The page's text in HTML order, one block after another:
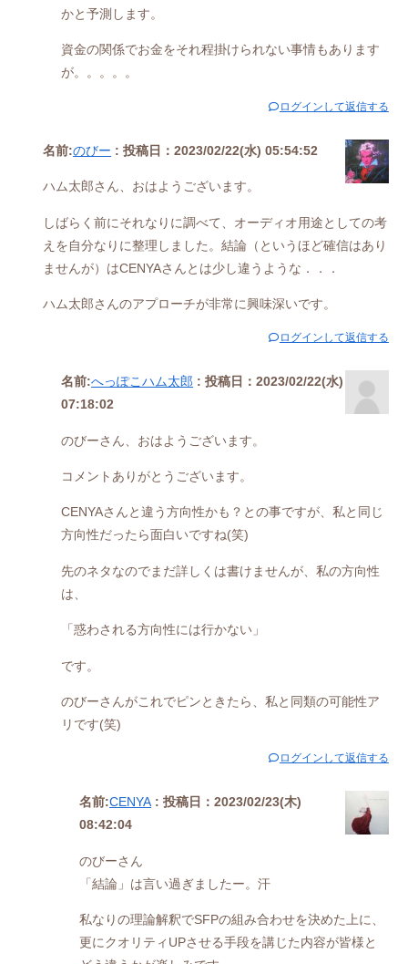
かと予測します。
資金の関係でお金をそれ程掛けられない事情もあります
が。。。。。
ログインして返信する
名前:のびー : 投稿日：2023/02/22(水) 05:54:52
ハム太郎さん、おはようございます。
しばらく前にそれなりに調べて、オーディオ用途としての考
えを自分なりに整理しました。結論（というほど確信はあり
ませんが）はCENYAさんとは少し違うような．．．
ハム太郎さんのアプローチが非常に興味深いです。
ログインして返信する
名前:へっぽこハム太郎 : 投稿日：2023/02/22(水)
07:18:02
のびーさん、おはようございます。
コメントありがとうございます。
CENYAさんと違う方向性かも？との事ですが、私と同じ
方向性だったら面白いですね(笑)
先のネタなのでまだ詳しくは書けませんが、私の方向性
は、
「惑わされる方向性には行かない」
です。
のびーさんがこれでピンときたら、私と同類の可能性ア
リです(笑)
ログインして返信する
名前:CENYA: 投稿日：2023/02/23(木)
08:42:04
のびーさん
「結論」は言い過ぎましたー。汗
私なりの理論解釈でSFPの組み合わせを決めた上に、
更にクオリティUPさせる手段を講じた内容が皆様と